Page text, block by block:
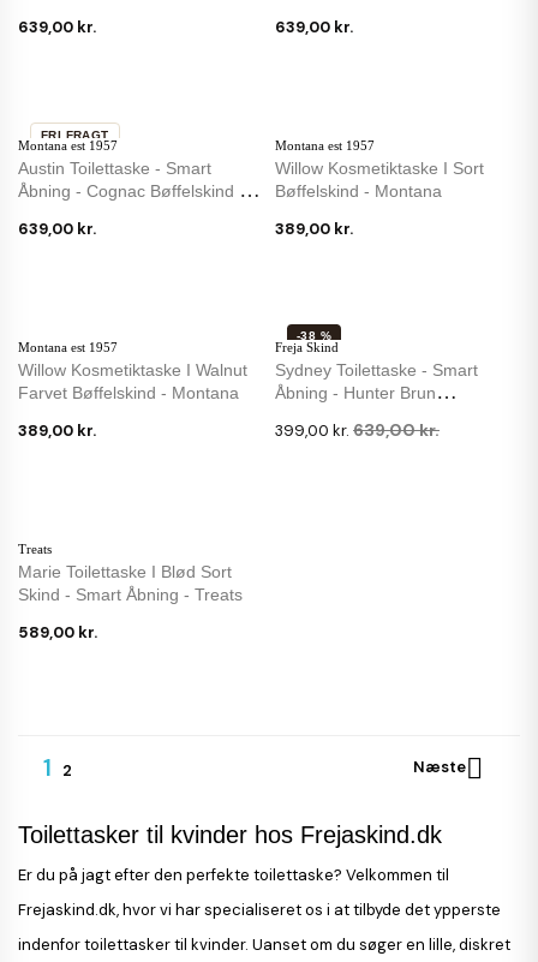
639,00 kr. 639,00 kr.
Montana est 1957
Austin Toilettaske - Smart
Åbning - Cognac Bøffelskind -
639,00 kr.
FRI FRAGT
Montana est 1957
Willow Kosmetiktaske I Sort
Bøffelskind - Montana
389,00 kr.
Montana est 1957
Willow Kosmetiktaske I Walnut
Farvet Bøffelskind - Montana
389,00 kr.
Freja Skind
Sydney Toilettaske - Smart
Åbning - Hunter Brun
399,00 kr. 639,00 kr.
-38 %
Treats
Marie Toilettaske I Blød Sort
Skind - Smart Åbning - Treats
589,00 kr.
1 2 Næste
Toilettasker til kvinder hos Frejaskind.dk
Er du på jagt efter den perfekte toilettaske? Velkommen til
Frejaskind.dk, hvor vi har specialiseret os i at tilbyde det ypperste
indenfor toilettasker til kvinder. Uanset om du søger en lille, diskret